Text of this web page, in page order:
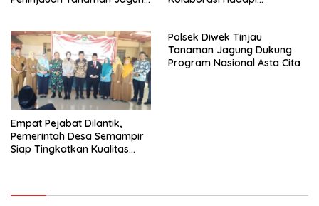
Empat Pejabat Dilantik,
Pemerintah Desa Semampir
Siap Tingkatkan Kualitas
Polsek Diwek Tinjau
Tanaman Jagung Dukung
Program Nasional Asta Cita